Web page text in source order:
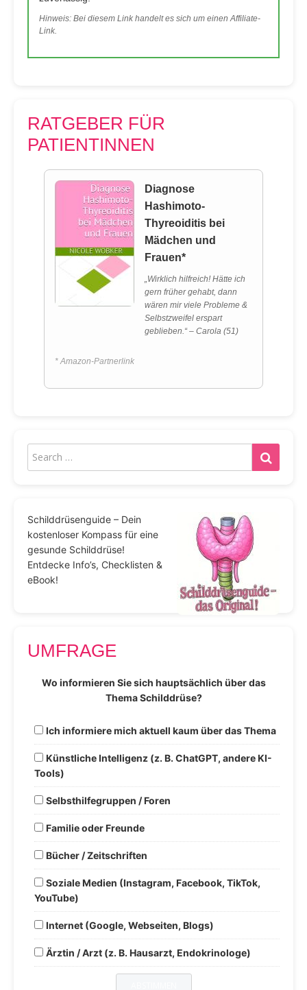
Hinweis: Bei diesem Link handelt es sich um einen Affiliate-
Link.
RATGEBER FÜR
PATIENTINNEN
Diagnose
Hashimoto-
Thyreoiditis bei
Mädchen und
Frauen*
„Wirklich hilfreich! Hätte ich
gern früher gehabt, dann
wären mir viele Probleme &
Selbstzweifel erspart
geblieben.“ – Carola (51)
* Amazon-Partnerlink
Schilddrüsenguide – Dein
kostenloser Kompass für eine
gesunde Schilddrüse!
Entdecke Info’s, Checklisten &
eBook!
UMFRAGE
Wo informieren Sie sich hauptsächlich über das
Thema Schilddrüse?
Ich informiere mich aktuell kaum über das Thema
Künstliche Intelligenz (z. B. ChatGPT, andere KI-
Tools)
Selbsthilfegruppen / Foren
Familie oder Freunde
Bücher / Zeitschriften
Soziale Medien (Instagram, Facebook, TikTok,
YouTube)
Internet (Google, Webseiten, Blogs)
Ärztin / Arzt (z. B. Hausarzt, Endokrinologe)